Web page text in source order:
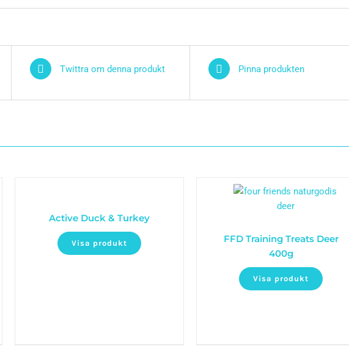
Twittra om denna produkt Pinna produkten
Active Duck & Turkey
Visa produkt
FFD Training Treats Deer
400g
Visa produkt